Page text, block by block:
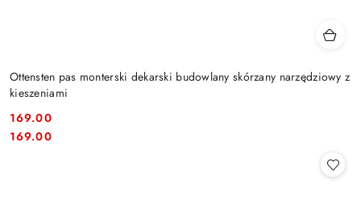
Ottensten pas monterski dekarski budowlany skórzany narzędziowy z
kieszeniami
Cena:
169.00
Cena:
169.00